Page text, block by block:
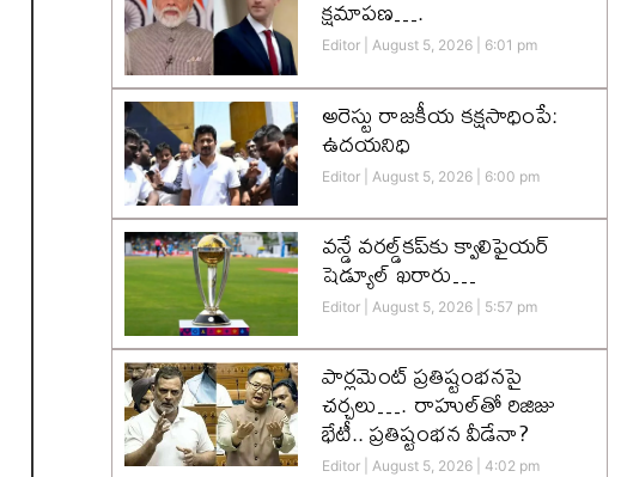
క్షమాపణ….
Editor August 5, 2026 6:01 pm
అరెస్టు రాజకీయ కక్షసాధింపే:
ఉదయనిధి
Editor August 5, 2026 6:00 pm
వన్డే వరల్డ్‌కప్‌కు క్వాలిఫైయర్
షెడ్యూల్ ఖరారు…
Editor August 5, 2026 5:57 pm
పార్లమెంట్ ప్రతిష్టంభనపై
చర్చలు…. రాహుల్‌తో రిజిజు
భేటీ.. ప్రతిష్టంభన వీడేనా?
Editor August 5, 2026 4:02 pm